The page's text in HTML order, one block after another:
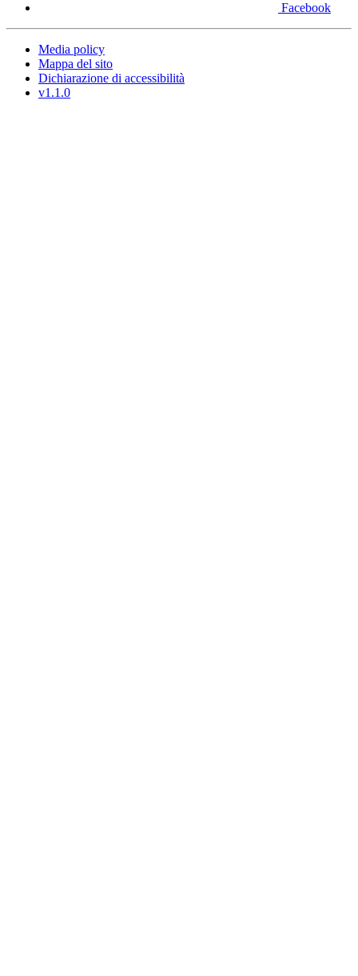
Facebook
Media policy
Mappa del sito
Dichiarazione di accessibilità
v1.1.0